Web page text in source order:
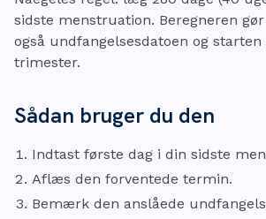
sidste menstruation. Beregneren
også undfangelsesdatoen og
trimester.
Sådan bruger du den
Indtast første dag i din sidste
Aflæs den forventede termin.
Bemærk den anslåede